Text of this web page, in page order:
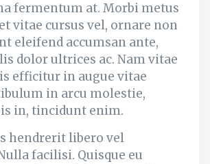
fermentum at. Morbi metus
vitae cursus vel, ornare non
eleifend accumsan ante,
dolor ultrices ac. Nam vitae
efficitur in augue vitae
in arcu molestie,
in, tincidunt enim.
hendrerit libero vel
facilisi. Quisque eu